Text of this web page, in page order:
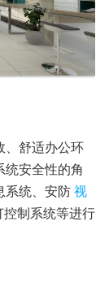
、舒适办公环
安全性的角
系统、安防视
制系统等进行